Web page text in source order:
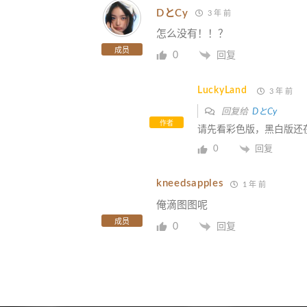
成员
DとCy 3 年 前
怎么没有！！？
0 回复
作者
LuckyLand 3 年 前
回复给 DとCy
请先看彩色版，黑白版还
0 回复
成员
kneedsapples 1 年 前
俺滴图图呢
0 回复